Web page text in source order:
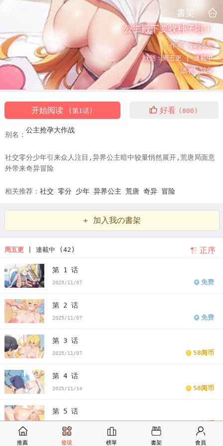
書架
公主殿下要收种子啦！
作者：yagdon
狀態：周五更 |連載中
讀者：成年
开始阅读 (第1话) 好看 (800)
别名：
公主抢孕大作战
社交零分少年引来众人注目,异界公主暗中较量悄然展开,荒唐局面意
外带来奇异冒险
相关推荐： 社交 零分 少年 异界公主 荒唐 奇异 冒险
+ 加入我の書架
周五更| 連載中 (42) 正序
第 1 话
2025/11/07 免费
第 2 话
2025/11/07 免费
第 3 话
2025/11/07 58阅币
第 4 话
2025/11/14 58阅币
第 5 话
58阅币
推薦 發現 榜單 書架 會員